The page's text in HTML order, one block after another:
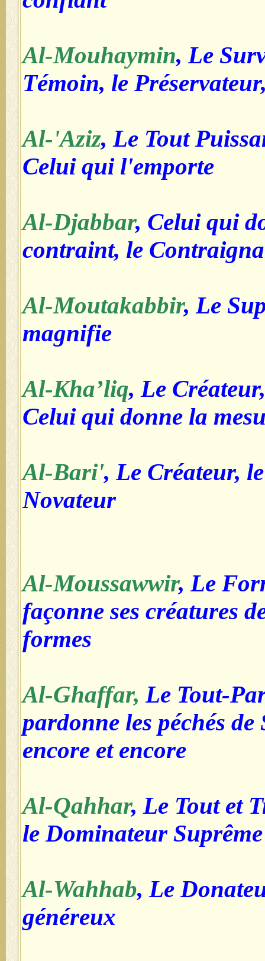
Al-Mouhaymin, Le
Témoin, le
Al-'Aziz, Le Tout
Celui qui l'emporte
Al-Djabbar, Celui qui
contraint, le
Al-Moutakabbir, Le
magnifie
Al-Kha’liq, Le
Celui qui donne la
Al-Bari', Le Créateur,
Novateur
Al-Moussawwir, Le
façonne ses créatures
formes
Al-Ghaffar, Le Tout-
pardonne les péchés de
encore et encore
Al-Qahhar, Le Tout et
le Dominateur Suprême
Al-Wahhab, Le
généreux